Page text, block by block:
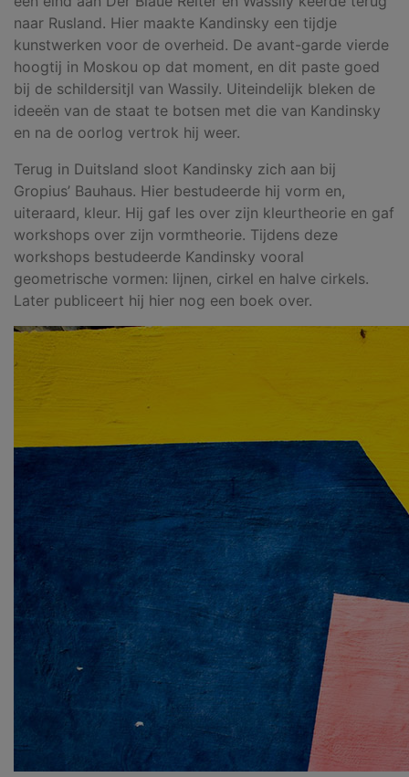
naar Rusland. Hier maakte Kandinsky een tijdje
kunstwerken voor de overheid. De avant-garde vierde
hoogtij in Moskou op dat moment, en dit paste goed
bij de schildersitjl van Wassily. Uiteindelijk bleken de
ideeën van de staat te botsen met die van Kandinsky
en na de oorlog vertrok hij weer.
Terug in Duitsland sloot Kandinsky zich aan bij
Gropius’ Bauhaus. Hier bestudeerde hij vorm en,
uiteraard, kleur. Hij gaf les over zijn kleurtheorie en gaf
workshops over zijn vormtheorie. Tijdens deze
workshops bestudeerde Kandinsky vooral
geometrische vormen: lijnen, cirkel en halve cirkels.
Later publiceert hij hier nog een boek over.